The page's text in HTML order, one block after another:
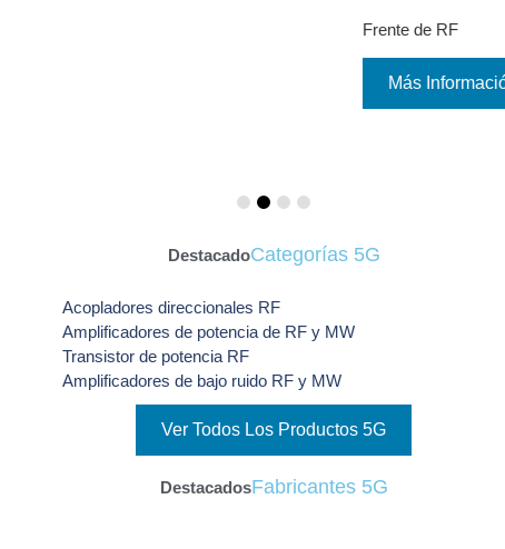
Frente de RF
Más Información
DestacadoCategorías 5G
Acopladores direccionales RF
Amplificadores de potencia de RF y MW
Transistor de potencia RF
Amplificadores de bajo ruido RF y MW
Ver Todos Los Productos 5G
DestacadosFabricantes 5G